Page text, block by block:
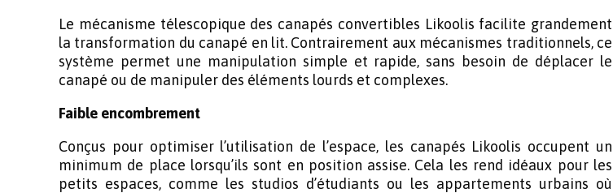
Le mécanisme télescopique des canapés convertibles Likoolis facilite grandement
la transformation du canapé en lit. Contrairement aux mécanismes traditionnels, ce
système permet une manipulation simple et rapide, sans besoin de déplacer le
canapé ou de manipuler des éléments lourds et complexes.
Faible encombrement
Conçus pour optimiser l’utilisation de l’espace, les canapés Likoolis occupent un
minimum de place lorsqu’ils sont en position assise. Cela les rend idéaux pour les
petits espaces, comme les studios d’étudiants ou les appartements urbains où